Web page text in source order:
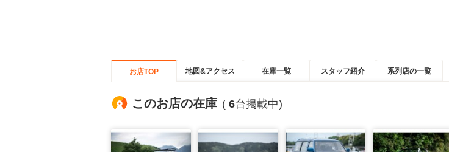
お店TOP 地図&アクセス 在庫一覧 スタッフ紹介 系列店の一覧
このお店の在庫 ( 6台掲載中)